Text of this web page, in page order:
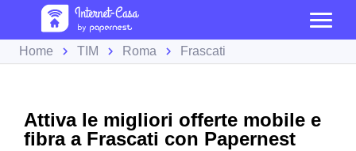
Home TIM Roma Frascati